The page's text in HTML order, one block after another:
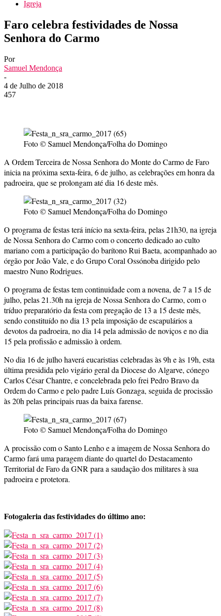
Igreja
Faro celebra festividades de Nossa
Senhora do Carmo
Por
Samuel Mendonça
-
4 de Julho de 2018
457
Foto © Samuel Mendonça/Folha do Domingo
A Ordem Terceira de Nossa Senhora do Monte do Carmo de Faro
inicia na próxima sexta-feira, 6 de julho, as celebrações em honra da
padroeira, que se prolongam até dia 16 deste mês.
Foto © Samuel Mendonça/Folha do Domingo
O programa de festas terá início na sexta-feira, pelas 21h30, na igreja
de Nossa Senhora do Carmo com o concerto dedicado ao culto
mariano com a participação do barítono Rui Baeta, acompanhado ao
órgão por João Vale, e do Grupo Coral Ossónoba dirigido pelo
maestro Nuno Rodrigues.
O programa de festas tem continuidade com a novena, de 7 a 15 de
julho, pelas 21.30h na igreja de Nossa Senhora do Carmo, com o
tríduo preparatório da festa com pregação de 13 a 15 deste mês,
sendo constituído no dia 13 pela imposição de escapulários a
devotos da padroeira, no dia 14 pela admissão de noviços e no dia
15 pela profissão e admissão à ordem.
No dia 16 de julho haverá eucaristias celebradas às 9h e às 19h, esta
última presidida pelo vigário geral da Diocese do Algarve, cónego
Carlos César Chantre, e concelebrada pelo frei Pedro Bravo da
Ordem do Carmo e pelo padre Luís Gonzaga, seguida de procissão
às 20h pelas principais ruas da baixa farense.
Foto © Samuel Mendonça/Folha do Domingo
A procissão com o Santo Lenho e a imagem de Nossa Senhora do
Carmo fará uma paragem diante do quartel do Destacamento
Territorial de Faro da GNR para a saudação dos militares à sua
padroeira e protetora.
Fotogaleria das festividades do último ano: